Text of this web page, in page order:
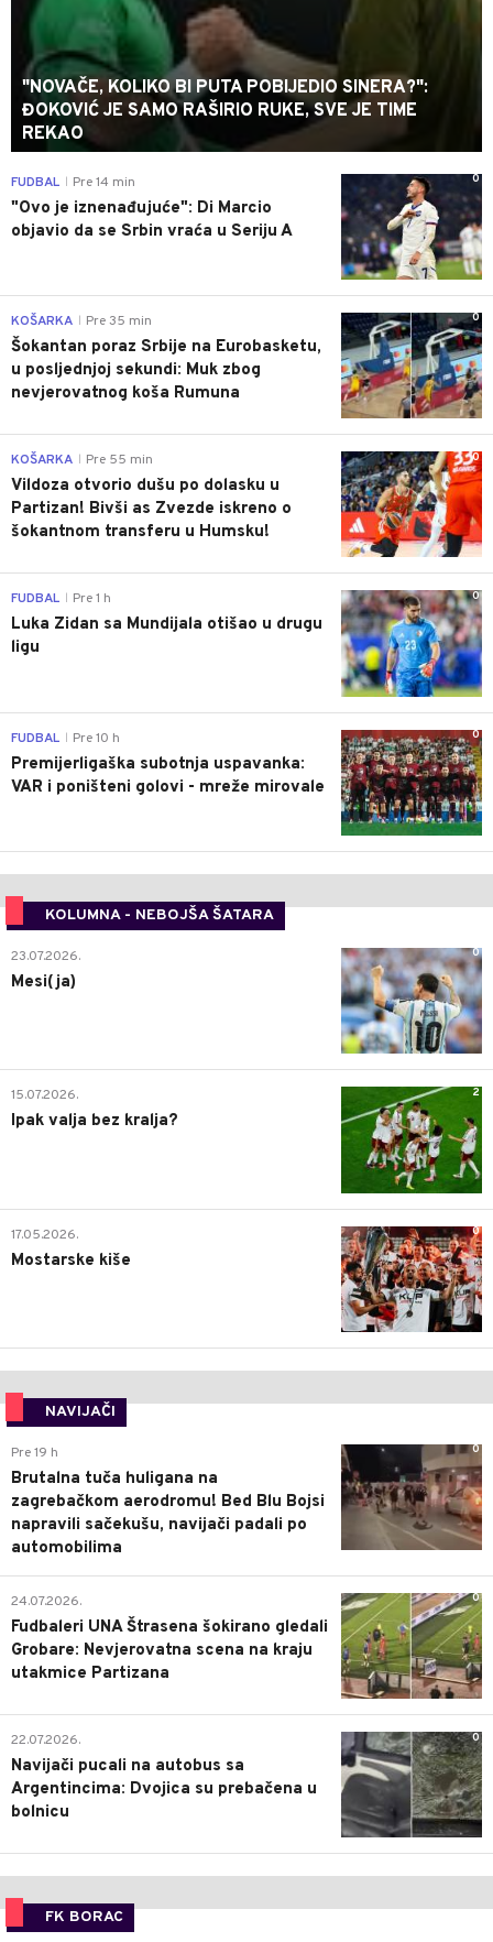
"NOVAČE, KOLIKO BI PUTA POBIJEDIO SINERA?":
ĐOKOVIĆ JE SAMO RAŠIRIO RUKE, SVE JE TIME
REKAO
0
FUDBAL Pre 14 min
"Ovo je iznenađujuće": Di Marcio
objavio da se Srbin vraća u Seriju A
0
KOŠARKA Pre 35 min
Šokantan poraz Srbije na Eurobasketu,
u posljednjoj sekundi: Muk zbog
nevjerovatnog koša Rumuna
0
KOŠARKA Pre 55 min
Vildoza otvorio dušu po dolasku u
Partizan! Bivši as Zvezde iskreno o
šokantnom transferu u Humsku!
0
FUDBAL Pre 1 h
Luka Zidan sa Mundijala otišao u drugu
ligu
0
FUDBAL Pre 10 h
Premijerligaška subotnja uspavanka:
VAR i poništeni golovi - mreže mirovale
KOLUMNA - NEBOJŠA ŠATARA
0
23.07.2026.
Mesi(ja)
2
15.07.2026.
Ipak valja bez kralja?
0
17.05.2026.
Mostarske kiše
NAVIJAČI
0
Pre 19 h
Brutalna tuča huligana na
zagrebačkom aerodromu! Bed Blu Bojsi
napravili sačekušu, navijači padali po
automobilima
0
24.07.2026.
Fudbaleri UNA Štrasena šokirano gledali
Grobare: Nevjerovatna scena na kraju
utakmice Partizana
0
22.07.2026.
Navijači pucali na autobus sa
Argentincima: Dvojica su prebačena u
bolnicu
FK BORAC